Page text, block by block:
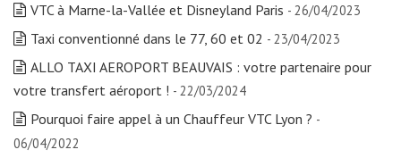
VTC à Marne-la-Vallée et Disneyland Paris - 26/04/2023
Taxi conventionné dans le 77, 60 et 02 - 23/04/2023
ALLO TAXI AEROPORT BEAUVAIS : votre partenaire pour
votre transfert aéroport ! - 22/03/2024
Pourquoi faire appel à un Chauffeur VTC Lyon ? -
06/04/2022